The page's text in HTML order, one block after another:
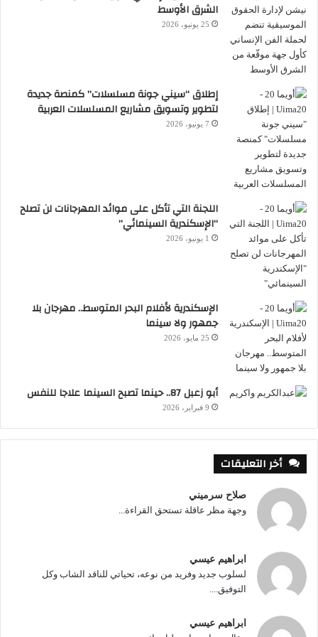
الفن السابع
عشر سنوات من دراسة السينما والاقتصاد،
انضم إلى فريق مجلة “الفن السابع” التي
الرئيسية، وتولى بابيّ توثيق تاريخ السينما
العالمية وتثقيف القراء فيما يتعلق بالتكنيك
عربي مكسر في الكتابة، وكنت أفضل – كمدير
الشرق الأوسط
25 يونيو، 2026
إطلاق “سيني جونة مسلسلات” كمنصة جديدة
لتطوير وتسويق مشاريع المسلسلات العربية
7 يونيو، 2026
اللجنة التي تأكل على موائد المهرجانات لن تصلح
“الإسكندرية السينمائي”
1 يونيو، 2026
الإسكندرية لأفلام البحر المتوسط.. مهرجان بلا
جمهور ولا سينما
25 مايو، 2026
أبو زعبل 87.. حينما تصبح السينما علاجا للنفس
9 فبراير، 2026
أخر التعليقات
صلاح سرميني
وجهة مظر عاقلة تستحق القراءة...
ابراهيم عيسي
لسلوب جديد وفريد من نوعه، تحياتي للناقد الشاب وكل
التوفيق....
ابراهيم عيسي